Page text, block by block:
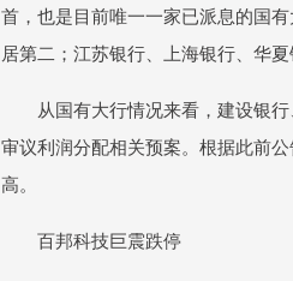
首，也是目前唯一一家已派息的国
居第二；江苏银行、上海银行、华
从国有大行情况来看，建设银行
审议利润分配相关预案。根据此前
高。
百邦科技巨震跌停